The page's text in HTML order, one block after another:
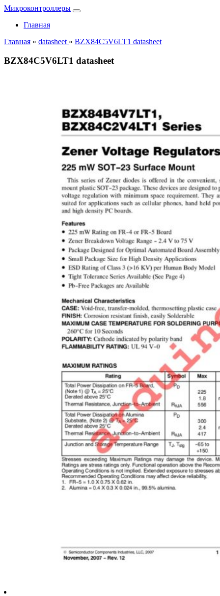
Микроконтроллеры
Главная
Главная » datasheet » BZX84C5V6LT1 datasheet
BZX84C5V6LT1 datasheet